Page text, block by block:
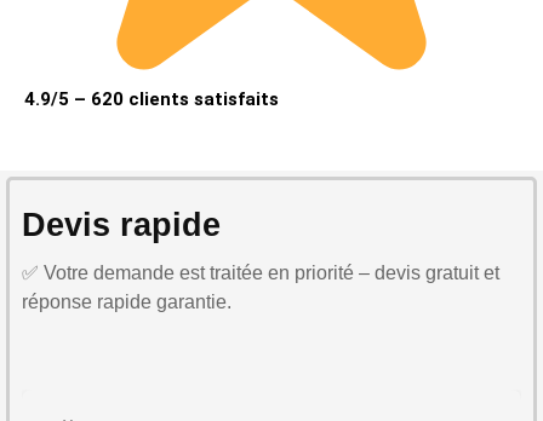
4.9/5 – 620 clients satisfaits
Devis rapide
✅ Votre demande est traitée en priorité – devis gratuit et
réponse rapide garantie.